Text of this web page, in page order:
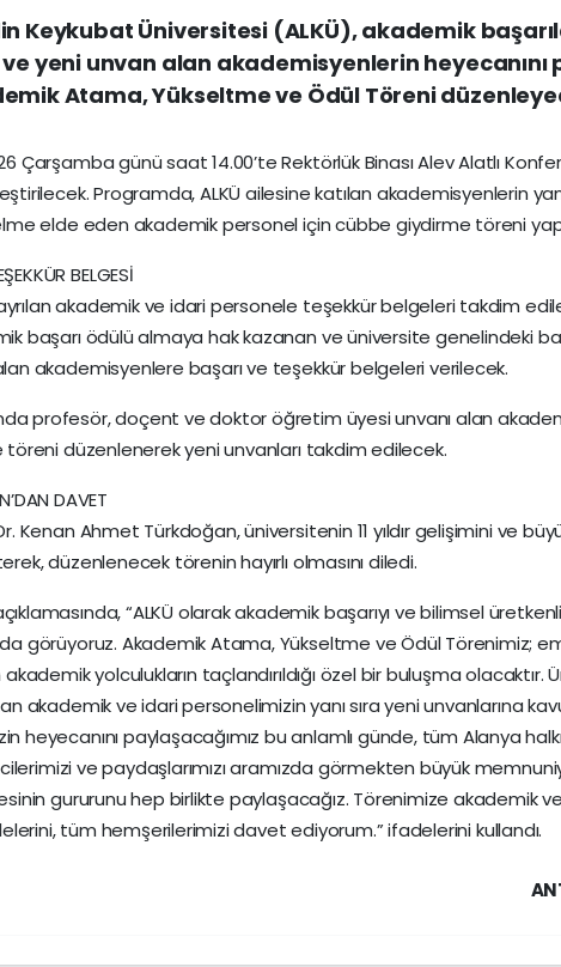
Keykubat Üniversitesi (ALKÜ), akademik
yeni unvan alan akademisyenlerin heyecanını
Atama, Yükseltme ve Ödül Töreni
Çarşamba günü saat 14.00’te Rektörlük Binası Alev Alatlı
Programda, ALKÜ ailesine katılan akademisyenlerin
elde eden akademik personel için cübbe giydirme töreni
BELGESİ
akademik ve idari personele teşekkür belgeleri takdim
başarı ödülü almaya hak kazanan ve üniversite genelindeki
akademisyenlere başarı ve teşekkür belgeleri verilecek.
profesör, doçent ve doktor öğretim üyesi unvanı alan
düzenlenerek yeni unvanları takdim edilecek.
DAVET
Kenan Ahmet Türkdoğan, üniversitenin 11 yıldır gelişimini ve
düzenlenecek törenin hayırlı olmasını diledi.
“ALKÜ olarak akademik başarıyı ve bilimsel
görüyoruz. Akademik Atama, Yükseltme ve Ödül Törenimiz;
yolculukların taçlandırıldığı özel bir buluşma olacaktır.
akademik ve idari personelimizin yanı sıra yeni unvanlarına
heyecanını paylaşacağımız bu anlamlı günde, tüm Alanya
ve paydaşlarımızı aramızda görmekten büyük
gururunu hep birlikte paylaşacağız. Törenimize akademik
tüm hemşerilerimizi davet ediyorum.” ifadelerini kullandı.